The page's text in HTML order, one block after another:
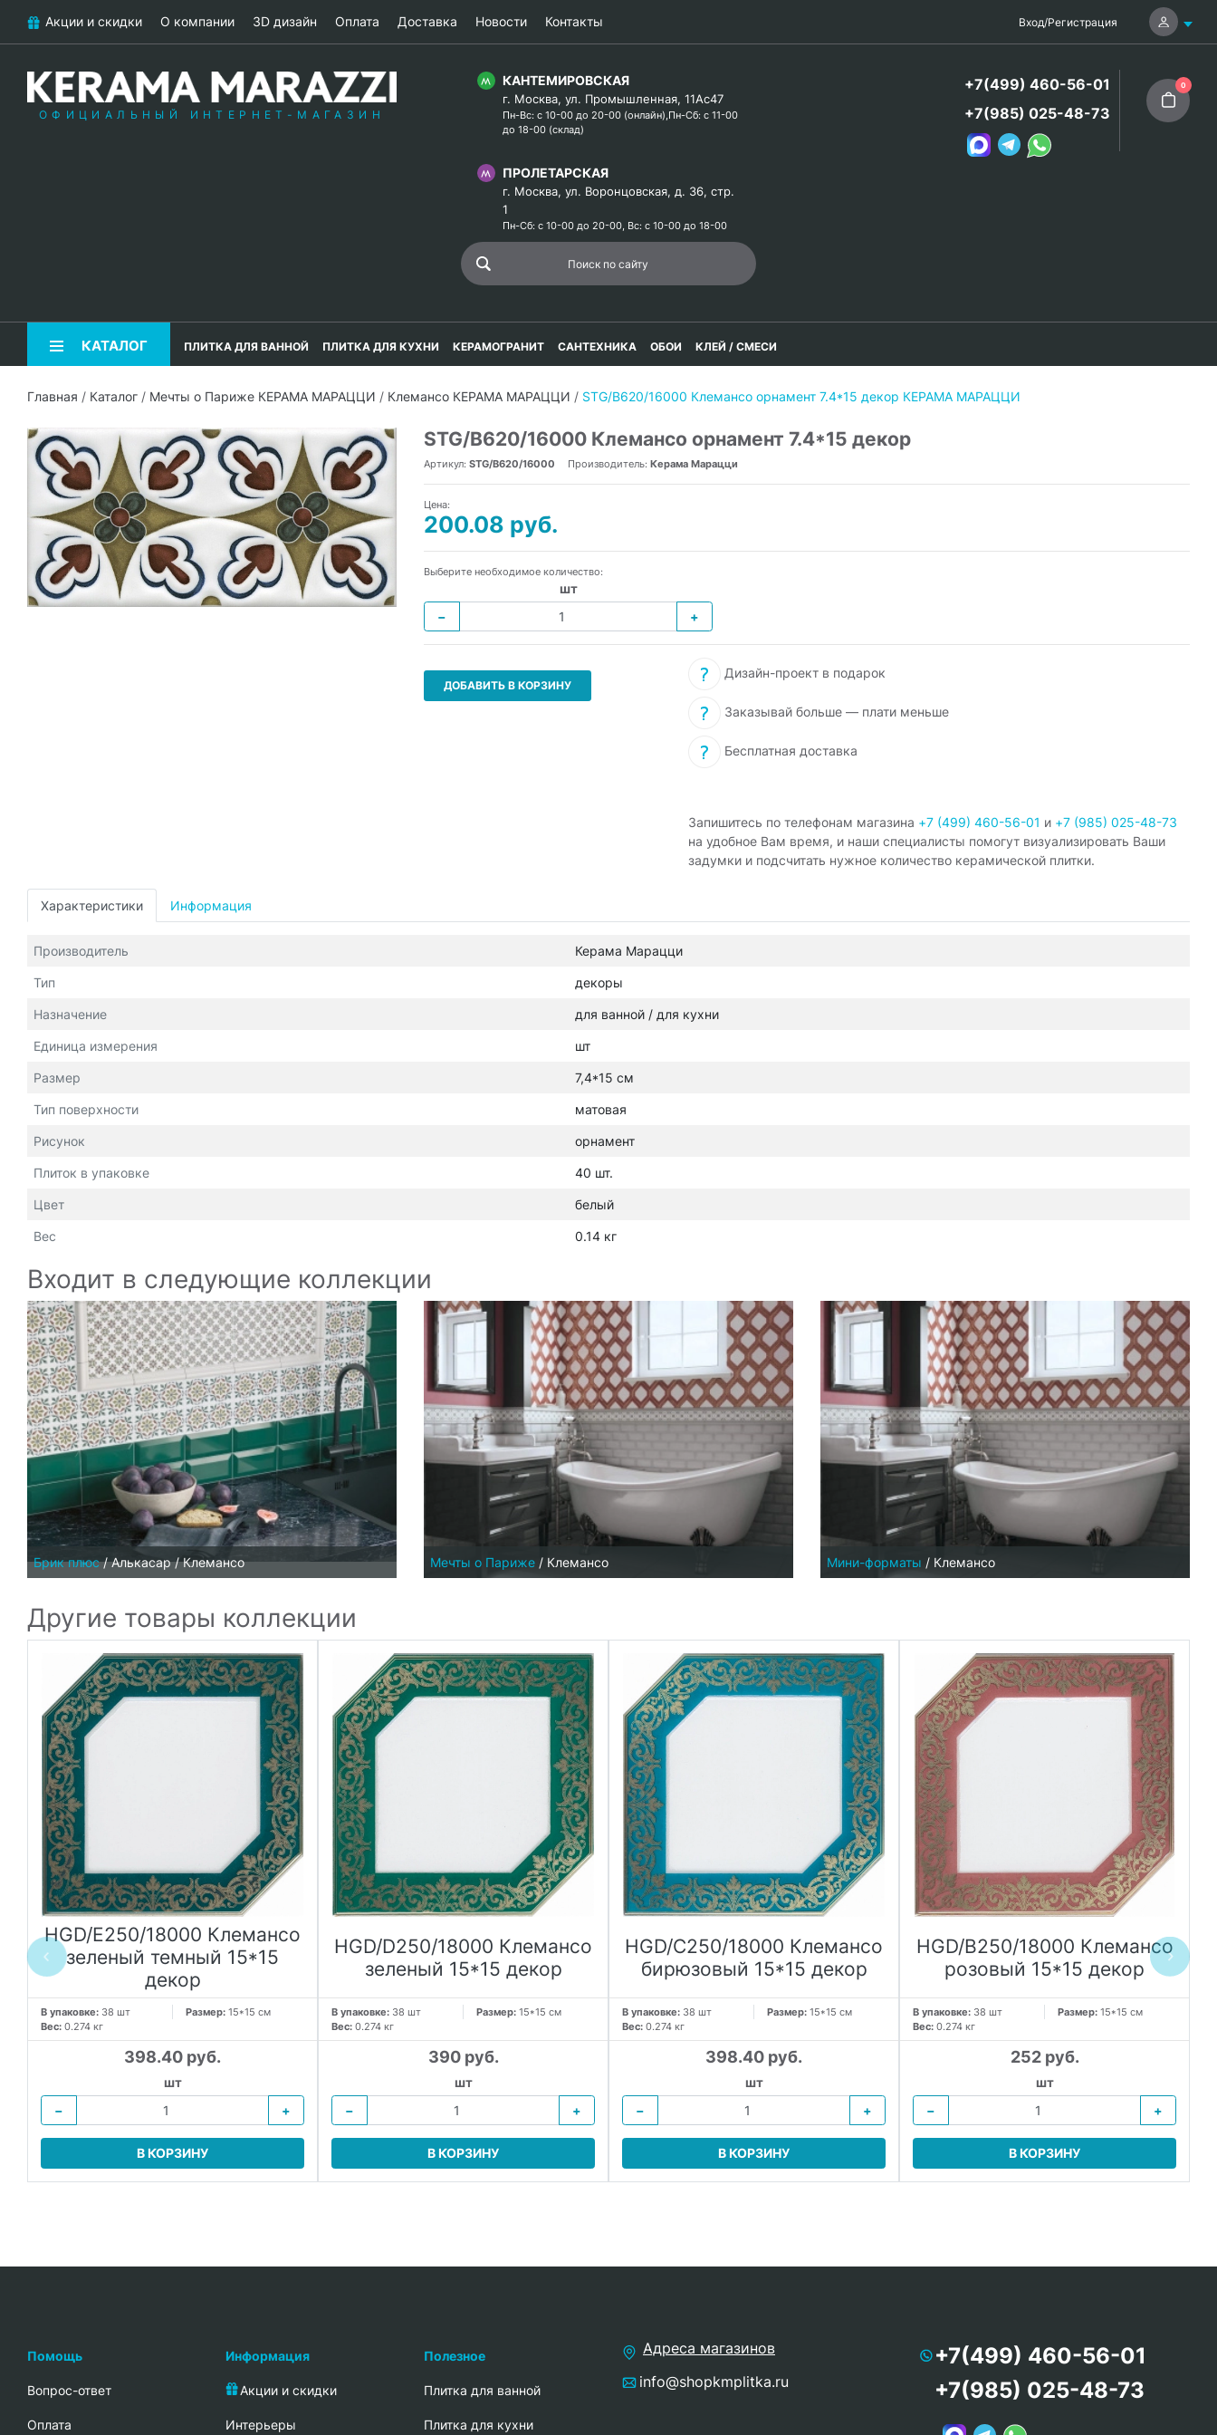
Акции и скидки О компании 3D дизайн Оплата Доставка Новости Контакты Вход/Регистрация
ОФИЦИАЛЬНЫЙ ИНТЕРНЕТ-МАГАЗИН
КАНТЕМИРОВСКАЯ
г. Москва, ул. Промышленная, 11Ас47
Пн-Вс: с 10-00 до 20-00 (онлайн),Пн-Сб: с 11-00
до 18-00 (склад)
ПРОЛЕТАРСКАЯ
г. Москва, ул. Воронцовская, д. 36, стр.
1
Пн-Сб: с 10-00 до 20-00, Вс: с 10-00 до 18-00
+7(499) 460-56-01
+7(985) 025-48-73
0
КАТАЛОГ ПЛИТКА ДЛЯ ВАННОЙ ПЛИТКА ДЛЯ КУХНИ КЕРАМОГРАНИТ САНТЕХНИКА ОБОИ КЛЕЙ / СМЕСИ
Главная / Каталог / Мечты о Париже КЕРАМА МАРАЦЦИ / Клемансо КЕРАМА МАРАЦЦИ / STG/B620/16000 Клемансо орнамент 7.4*15 декор КЕРАМА МАРАЦЦИ
STG/B620/16000 Клемансо орнамент 7.4*15 декор
Артикул: STG/B620/16000 Производитель: Керама Марацци
Цена:
200.08 руб.
Выберите необходимое количество:
шт
−
+
ДОБАВИТЬ В КОРЗИНУ
Дизайн-проект в подарок
Заказывай больше — плати меньше
Бесплатная доставка
Запишитесь по телефонам магазина +7 (499) 460-56-01 и +7 (985) 025-48-73
на удобное Вам время, и наши специалисты помогут визуализировать Ваши
задумки и подсчитать нужное количество керамической плитки.
Характеристики Информация
Производитель Керама Марацци
Тип декоры
Назначение для ванной / для кухни
Единица измерения шт
Размер 7,4*15 см
Тип поверхности матовая
Рисунок орнамент
Плиток в упаковке 40 шт.
Цвет белый
Вес 0.14 кг
Входит в следующие коллекции
Брик плюс / Алькасар / Клемансо Мечты о Париже / Клемансо Мини-форматы / Клемансо
Другие товары коллекции
HGD/E250/18000 Клемансо
зеленый темный 15*15
декор
В упаковке: 38 шт Размер: 15*15 см
Вес: 0.274 кг
398.40 руб.
шт
−
+
В КОРЗИНУ
HGD/D250/18000 Клемансо
зеленый 15*15 декор
В упаковке: 38 шт Размер: 15*15 см
Вес: 0.274 кг
390 руб.
шт
−
+
В КОРЗИНУ
HGD/C250/18000 Клемансо
бирюзовый 15*15 декор
В упаковке: 38 шт Размер: 15*15 см
Вес: 0.274 кг
398.40 руб.
шт
−
+
В КОРЗИНУ
HGD/B250/18000 Клемансо
розовый 15*15 декор
В упаковке: 38 шт Размер: 15*15 см
Вес: 0.274 кг
252 руб.
шт
−
+
В КОРЗИНУ
Помощь
Вопрос-ответ
Oплата
Информация
Акции и скидки
Интерьеры
Полезное
Плитка для ванной
Плитка для кухни
Адреса магазинов
info@shopkmplitka.ru
+7(499) 460-56-01
+7(985) 025-48-73